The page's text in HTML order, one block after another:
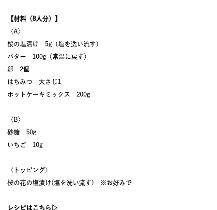
【材料（8人分）】
〈A〉
桜の塩漬け 5g（塩を洗い流す）
バター 100g（常温に戻す）
卵 2個
はちみつ 大さじ1
ホットケーキミックス 200g
〈B〉
砂糖 50g
いちご 10g
〈トッピング〉
桜の花の塩漬け(塩を洗い流す) ※お好みで
レシピはこちら▷